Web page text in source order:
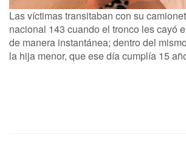
Las víctimas transitaban con su
nacional 143 cuando el tronco les cayó
de manera instantánea; dentro del
la hija menor, que ese día cumplía 15